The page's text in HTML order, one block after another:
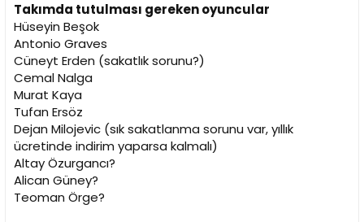
Takımda tutulması gereken oyuncular
Hüseyin Beşok
Antonio Graves
Cüneyt Erden (sakatlık sorunu?)
Cemal Nalga
Murat Kaya
Tufan Ersöz
Dejan Milojevic (sık sakatlanma sorunu var, yıllık
ücretinde indirim yaparsa kalmalı)
Altay Özurgancı?
Alican Güney?
Teoman Örge?